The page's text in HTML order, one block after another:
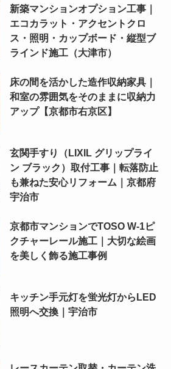
新築マンションオプション工事｜
エコカラット・アクセントクロ
ス・照明・カップボード・縦型ブ
ラインド施工（大津市）
床の間を活かした造作収納家具｜
和室の雰囲気をそのままに収納力
アップ【京都市右京区】
玄関手すり（LIXIL グリップライ
ン ブラック）取付工事｜転落防止
も兼ねた安心リフォーム｜京都府
宇治市
京都市マンションでTOSO W-1ピ
クチャーレール施工｜大切な絵画
を美しく飾る施工事例
キッチン手元灯を蛍光灯からLED
照明へ交換｜宇治市